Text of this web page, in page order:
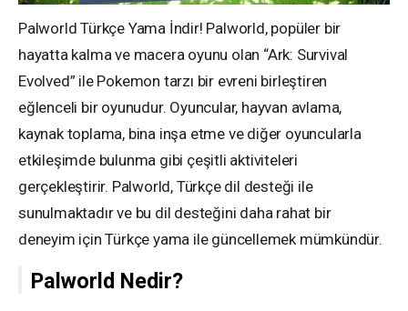
Palworld Türkçe Yama İndir! Palworld, popüler bir
hayatta kalma ve macera oyunu olan “Ark: Survival
Evolved” ile Pokemon tarzı bir evreni birleştiren
eğlenceli bir oyunudur. Oyuncular, hayvan avlama,
kaynak toplama, bina inşa etme ve diğer oyuncularla
etkileşimde bulunma gibi çeşitli aktiviteleri
gerçekleştirir. Palworld, Türkçe dil desteği ile
sunulmaktadır ve bu dil desteğini daha rahat bir
deneyim için Türkçe yama ile güncellemek mümkündür.
Palworld Nedir?